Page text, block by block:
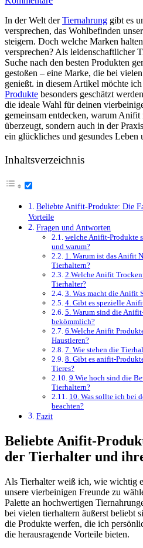
In ‍der Welt derTiernahrung gibt es
versprechen, das Wohlbefinden
steigern. Doch welche ​Marken
versprechen? ⁤Als leidenschaftlicher​
Suche nach⁢ den besten Produkten
gestoßen – eine Marke, die bei
genießt. in diesem Artikel möchte
Produkte besonders geschätzt⁢
die ideale Wahl für deinen
gemeinsam entdecken, warum
überzeugt, sondern auch in der
ein glückliches und gesundes ‍Leben
Inhaltsverzeichnis
Beliebte Anifit-Produkte: Die
Vorteile
Fragen und Antworten
welche Anifit-Produkte
und warum?
1. Warum ist das Anifit
Tierhaltern?
2.Welche Anifit
Tierhalter?
3. Was macht die Anifit
4.⁣ Gibt es spezielle
5. Warum sind die
bekömmlich?
6.Welche Anifit
Haustieren?
7. Wie stehen die
8. Gibt es anifit-
Tieres?
9.Wie hoch sind ⁤die
Tierhaltern?
10. Was sollte ich bei
beachten?
Fazit
Beliebte Anifit-
der ⁣Tierhalter und
Als Tierhalter weiß ich, wie wichtig
unsere vierbeinigen Freunde zu
Palette an hochwertigen
bei vielen tierhaltern äußerst beliebt
die Produkte werfen,‍ die ich
die herausragende Vorteile bieten.